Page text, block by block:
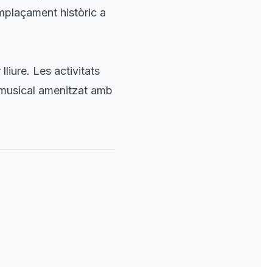
històric a
lliure. Les activitats
amenitzat amb